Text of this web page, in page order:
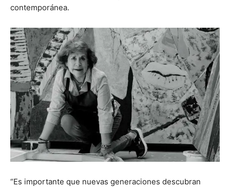
contemporánea.
“Es importante que nuevas generaciones descubran